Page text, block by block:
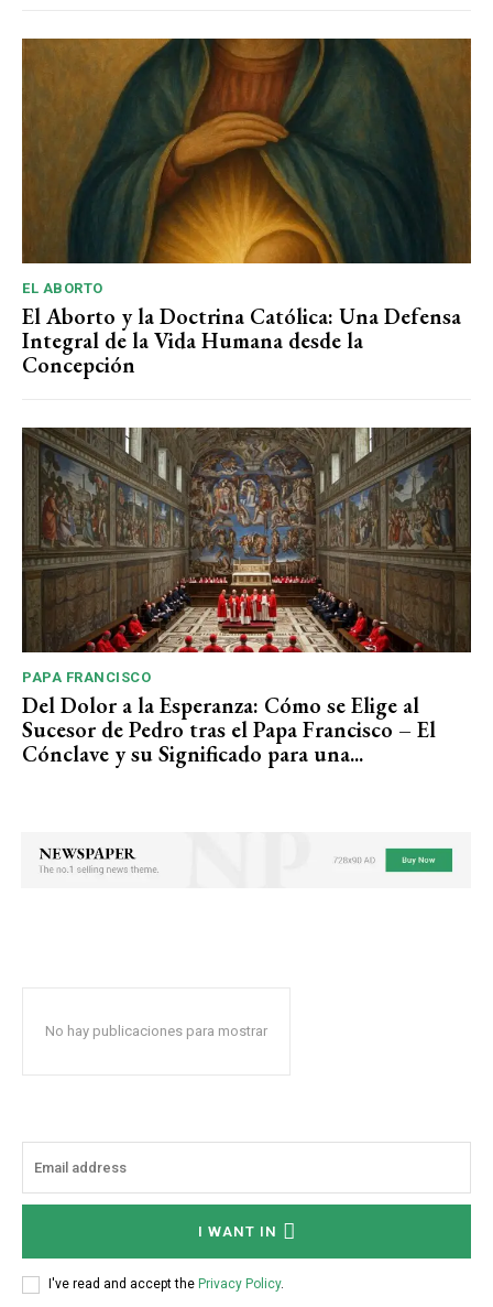
EL ABORTO
El Aborto y la Doctrina Católica: Una Defensa
Integral de la Vida Humana desde la
Concepción
PAPA FRANCISCO
Del Dolor a la Esperanza: Cómo se Elige al
Sucesor de Pedro tras el Papa Francisco – El
Cónclave y su Significado para una...
No hay publicaciones para mostrar
I WANT IN
I've read and accept the Privacy Policy.